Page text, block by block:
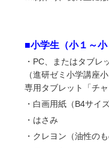
■小学生（小１～小
・PC、またはタブレ
（進研ゼミ小学講座
専用タブレット「チ
・白画用紙（B4サイ
・はさみ
・クレヨン（油性の